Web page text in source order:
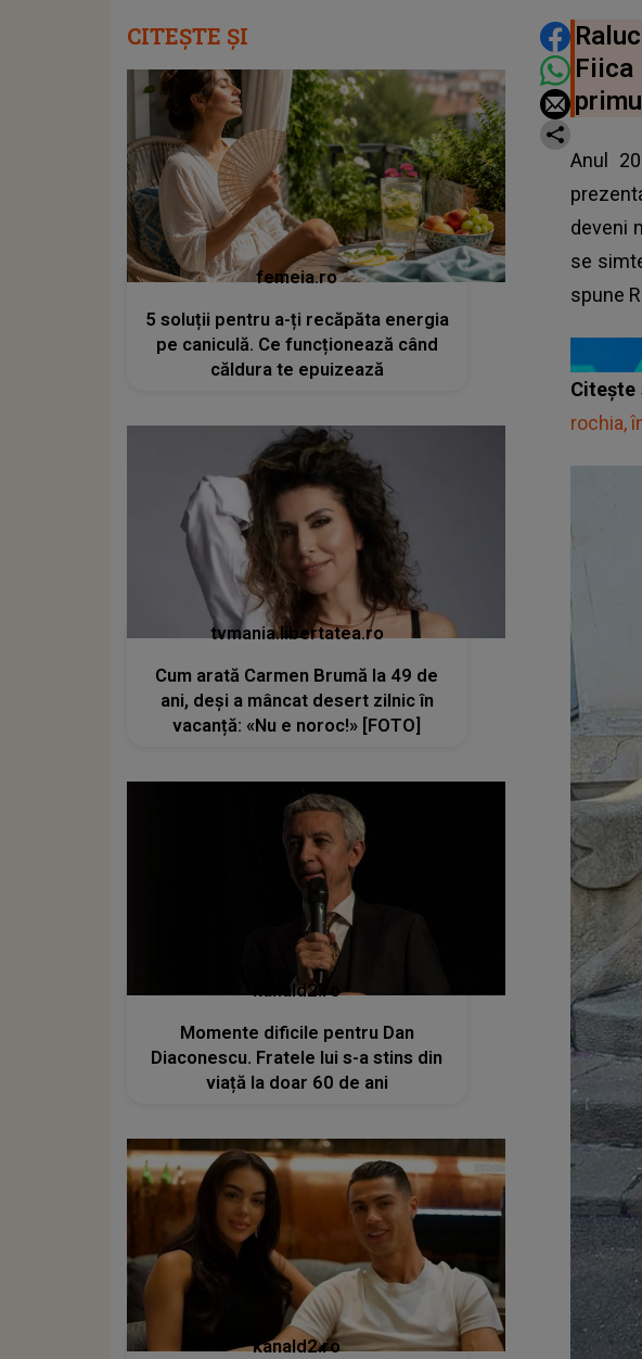
Anul
deveni
se
spune
Citește
rochia,
CITEȘTE ȘI
femeia.ro
5 soluții pentru a-ți recăpăta energia
pe caniculă. Ce funcționează când
căldura te epuizează
tvmania.libertatea.ro
Cum arată Carmen Brumă la 49 de
ani, deși a mâncat desert zilnic în
vacanță: «Nu e noroc!» [FOTO]
kanald2.ro
Momente dificile pentru Dan
Diaconescu. Fratele lui s-a stins din
viață la doar 60 de ani
kanald2.ro